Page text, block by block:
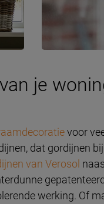
je
voor
dat gordijnen
van Verosol
werking. Of